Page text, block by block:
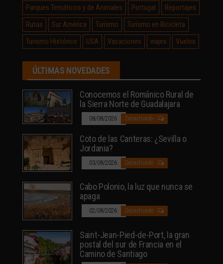
Parques Temáticos y de Animales
Portugal
Reportajes
Rutas
Sur América Turismo
Turismo en Bicicleta
Turismo Histórico
USA Vacaciones viajes Vuelos
ÚLTIMAS NOVEDADES
Conocemos el Románico Rural de
la Sierra Norte de Guadalajara
08/08/2026 Desactivado
Coto de las Canteras: ¿Sevilla o
Jordania?
03/08/2026 Desactivado
Cabo Polonio, la luz que nunca se
apaga
02/08/2026 Desactivado
Saint-Jean-Pied-de-Port, la gran
postal del sur de Francia en el
Camino de Santiago